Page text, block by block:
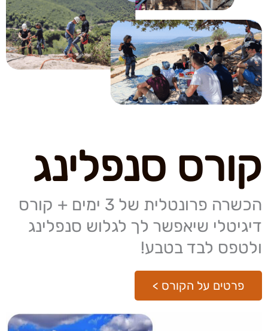
קורס סנפלינג
הכשרה פרונטלית של 3 ימים + קורס
דיגיטלי שיאפשר לך לגלוש סנפלינג
ולטפס לבד בטבע!
פרטים על הקורס >